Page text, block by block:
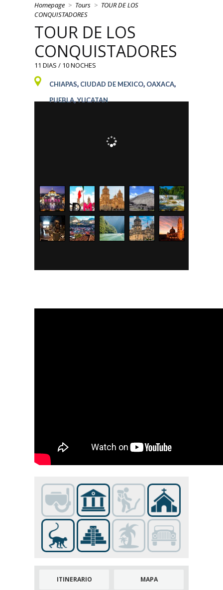
Homepage > Tours > TOUR DE LOS
CONQUISTADORES
TOUR DE LOS
CONQUISTADORES
11 DIAS / 10 NOCHES
CHIAPAS, CIUDAD DE MEXICO, OAXACA,
PUEBLA,YUCATAN
ITINERARIO MAPA